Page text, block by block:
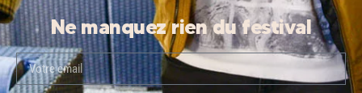
Ne manquez rien du festival